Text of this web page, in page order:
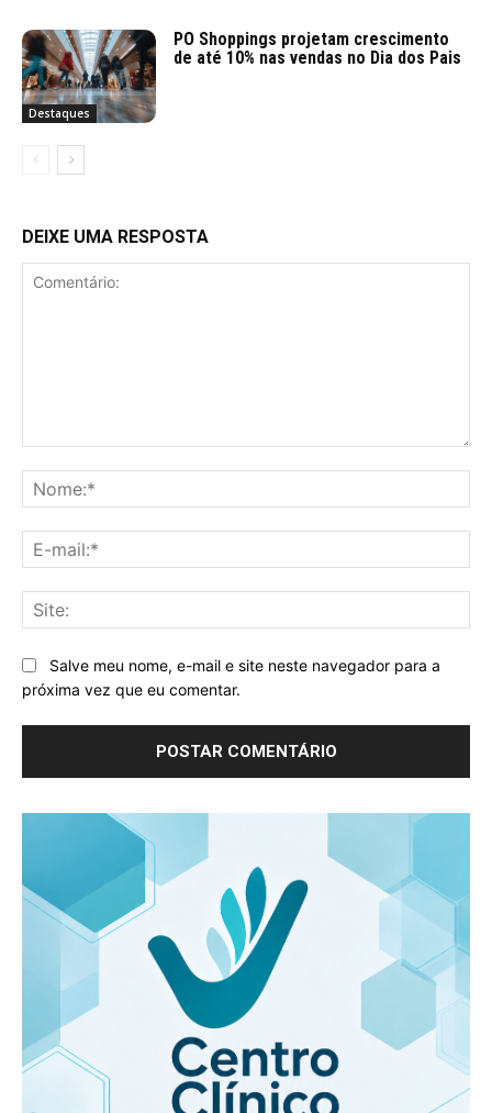
Destaques
PO Shoppings projetam crescimento
de até 10% nas vendas no Dia dos Pais
DEIXE UMA RESPOSTA
Salve meu nome, e-mail e site neste navegador para a
próxima vez que eu comentar.